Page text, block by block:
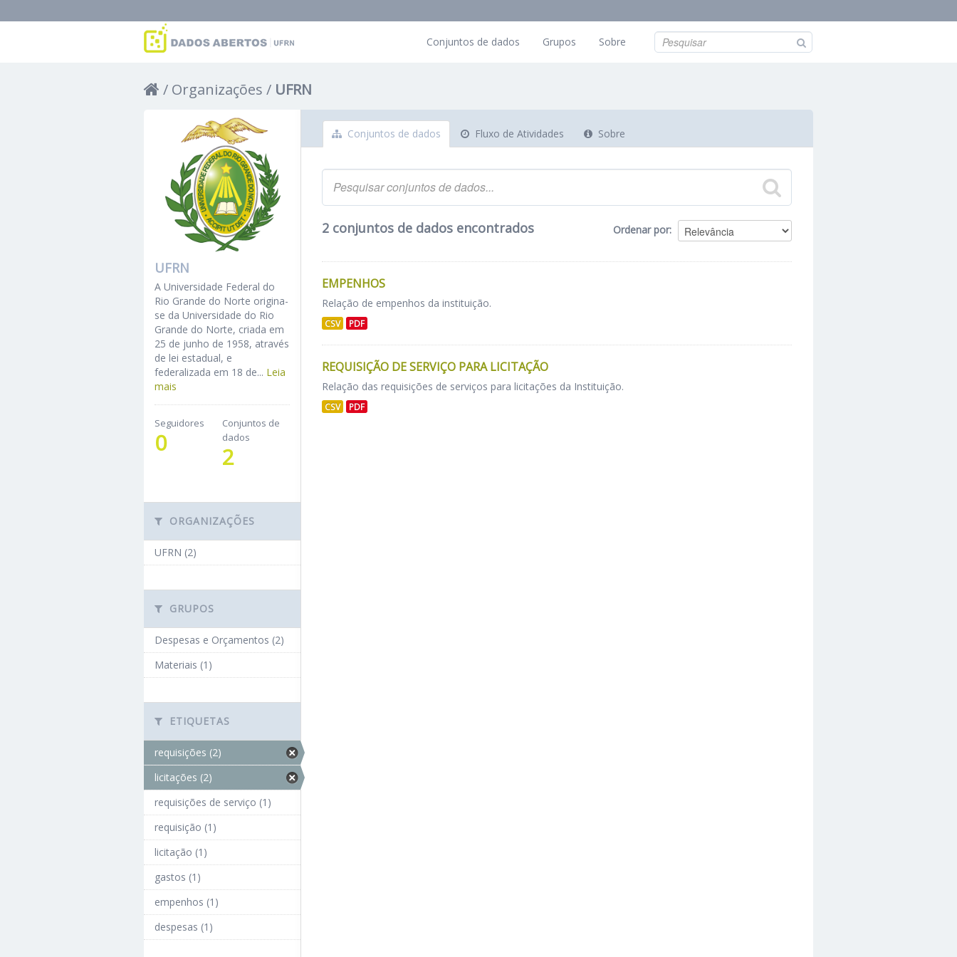
Conjuntos de dados Grupos Sobre
Organizações UFRN
Conjuntos de dados Fluxo de Atividades Sobre
Ordenar por
2 conjuntos de dados encontrados
EMPENHOS
Relação de empenhos da instituição.
CSV PDF
REQUISIÇÃO DE SERVIÇO PARA LICITAÇÃO
Relação das requisições de serviços para licitações da Instituição.
CSV PDF
UFRN
A Universidade Federal do
Rio Grande do Norte origina-
se da Universidade do Rio
Grande do Norte, criada em
25 de junho de 1958, através
de lei estadual, e
federalizada em 18 de... Leia
mais
Seguidores
0
Conjuntos de
dados
2
ORGANIZAÇÕES
UFRN (2)
GRUPOS
Despesas e Orçamentos (2)
Materiais (1)
ETIQUETAS
requisições (2)
licitações (2)
requisições de serviço (1)
requisição (1)
licitação (1)
gastos (1)
empenhos (1)
despesas (1)